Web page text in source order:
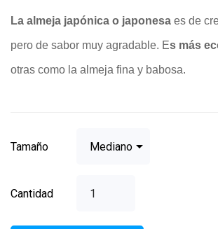
La almeja japónica o japonesa es de
pero de sabor muy agradable. Es más
otras como la almeja fina y babosa.
Tamaño
Cantidad